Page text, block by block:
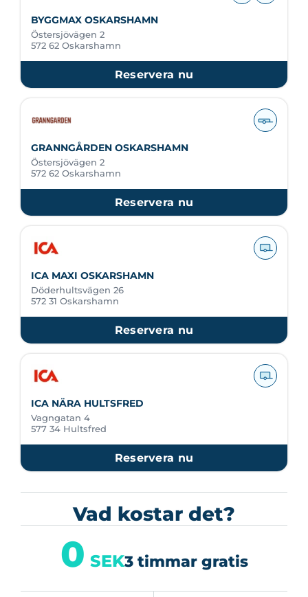
BYGGMAX OSKARSHAMN
Östersjövägen 2
572 62 Oskarshamn
Reservera nu
GRANNGÅRDEN OSKARSHAMN
Östersjövägen 2
572 62 Oskarshamn
Reservera nu
ICA MAXI OSKARSHAMN
Döderhultsvägen 26
572 31 Oskarshamn
Reservera nu
ICA NÄRA HULTSFRED
Vagngatan 4
577 34 Hultsfred
Reservera nu
Vad kostar det?
0 SEK3 timmar gratis